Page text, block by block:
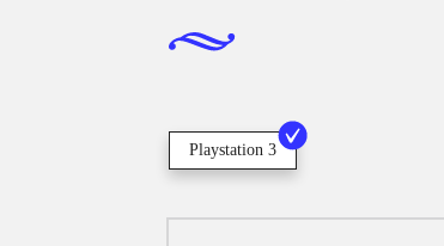
Playstation 3